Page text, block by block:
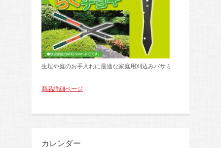
生垣や庭のお手入れに最適な家庭用刈込みバサミ
商品詳細ページ
カレンダー